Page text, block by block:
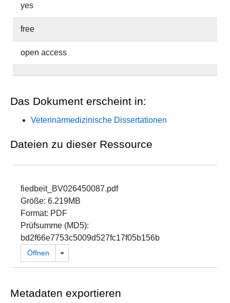
yes
free
open access
Das Dokument erscheint in:
Veterinärmedizinische Dissertationen
Dateien zu dieser Ressource
fiedbeit_BV026450087.pdf
Größe: 6.219MB
Format: PDF
Prüfsumme (MD5):
bd2f66e7753c5009d527fc17f05b156b
Öffnen Dropdown öffnen
Metadaten exportieren